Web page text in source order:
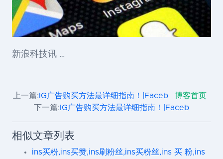
新浪科技讯 …
上一篇: IG广告购买方法最详细指南！|Faceb
博客首页
下一篇: IG广告购买方法最详细指南！|Faceb
相似文章列表
ins买粉,ins买赞,ins刷粉丝,ins买粉丝,ins 买 粉,ins